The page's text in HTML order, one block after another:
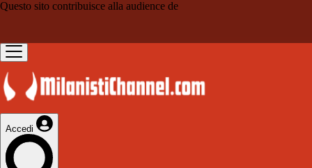
Questo sito contribuisce alla audience de
Accedi